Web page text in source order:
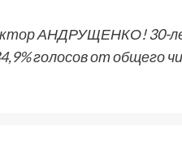
АНДРУЩЕНКО! 30-
голосов от общего